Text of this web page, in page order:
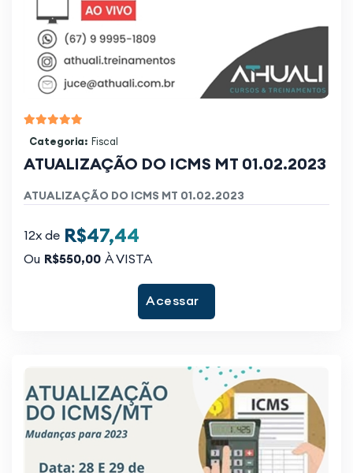
Categoria: Fiscal
ATUALIZAÇÃO DO ICMS MT 01.02.2023
ATUALIZAÇÃO DO ICMS MT 01.02.2023
12x de R$47,44
Ou R$550,00 À VISTA
Acessar